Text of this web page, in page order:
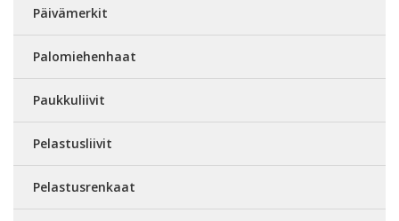
Päivämerkit
Palomiehenhaat
Paukkuliivit
Pelastusliivit
Pelastusrenkaat